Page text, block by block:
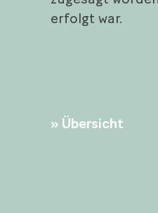
erfolgt war.
Übersicht